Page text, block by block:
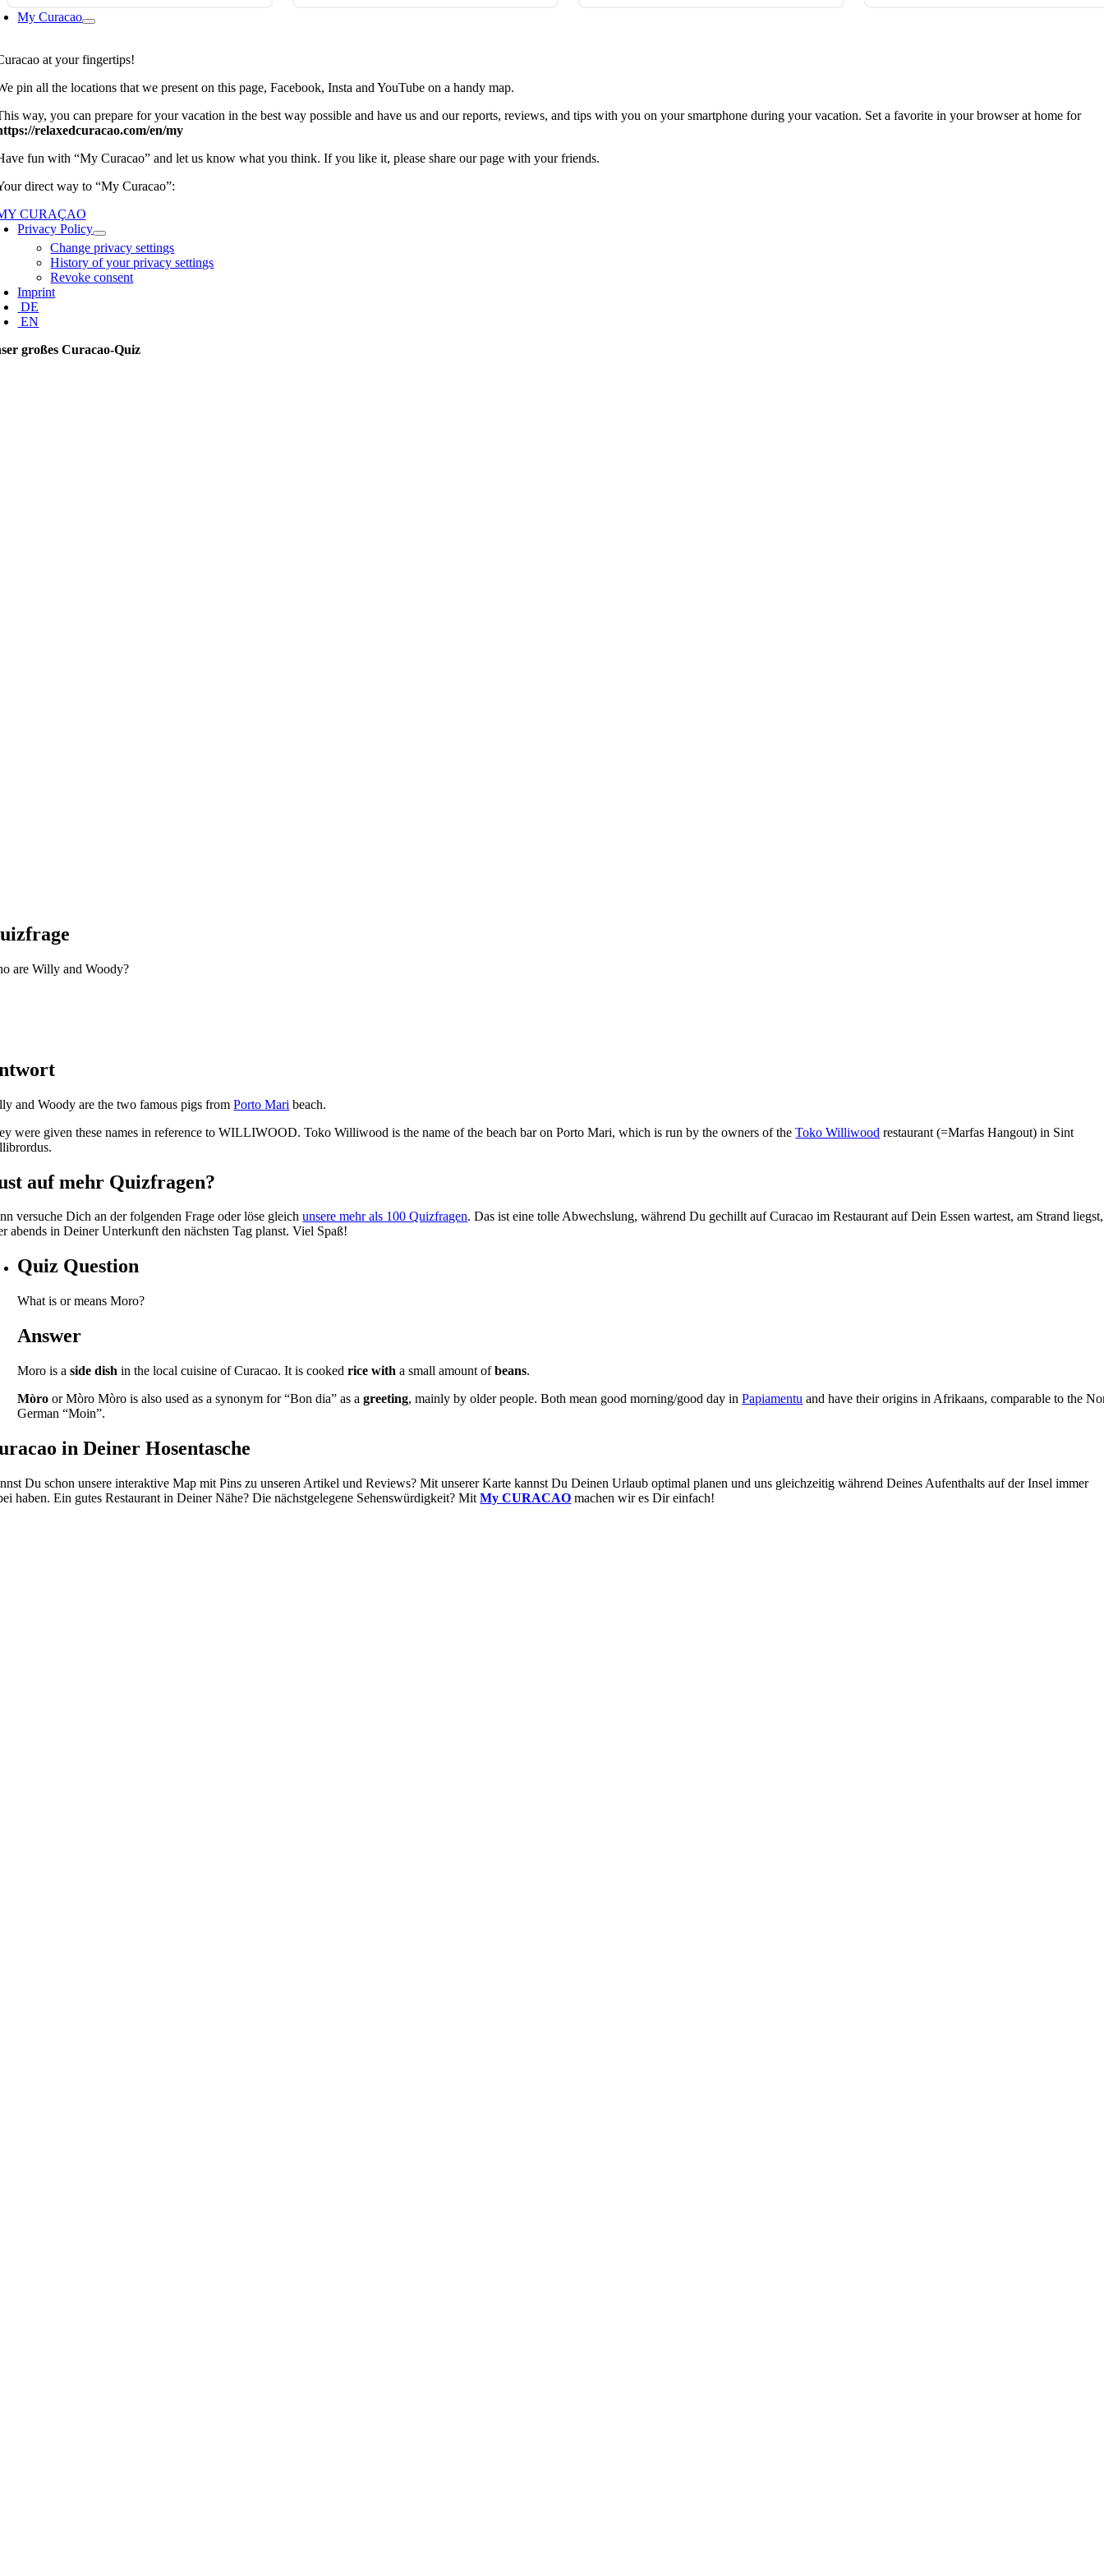
My Curacao
at your fingertips!
pin all the locations that we present on this page, Facebook, Insta and YouTube on a handy map.
way, you can prepare for your vacation in the best way possible and have us and our reports, reviews, and tips with you on your smartphone during your vacation. Set a favorite in your browser at home for
relaxedcuracao.com/en/my
fun with “My Curacao” and let us know what you think. If you like it, please share our page with your friends.
direct way to “My Curacao”:
CURAÇAO
Privacy Policy
Change privacy settings
History of your privacy settings
Revoke consent
Imprint
DE
EN
großes Curacao-Quiz
are Willy and Woody?
and Woody are the two famous pigs fromPorto Mari beach.
were given these names in reference to WILLIWOOD. Toko Williwood is the name of the beach bar on Porto Mari, which is run by the owners of theToko Williwood restaurant (=Marfas Hangout) in Sint
auf mehr Quizfragen?
versuche Dich an der folgenden Frage oder löse gleichunsere mehr als 100 Quizfragen. Das ist eine tolle Abwechslung, während Du gechillt auf Curacao im Restaurant auf Dein Essen wartest, am Strand liegst,
abends in Deiner Unterkunft den nächsten Tag planst. Viel Spaß!
Quiz Question
What is or means Moro?
Answer
Moro is aside dish in the local cuisine of Curacao. It is cookedrice with a small amount ofbeans.
Mòro or Mòro Mòro is also used as a synonym for “Bon dia” as agreeting, mainly by older people. Both mean good morning/good day inPapiamentu and have their origins in Afrikaans, comparable to the
German “Moin”.
in Deiner Hosentasche
Du schon unsere interaktive Map mit Pins zu unseren Artikel und Reviews? Mit unserer Karte kannst Du Deinen Urlaub optimal planen und uns gleichzeitig während Deines Aufenthalts auf der Insel immer
haben. Ein gutes Restaurant in Deiner Nähe? Die nächstgelegene Sehenswürdigkeit? MitMy CURACAO machen wir es Dir einfach!